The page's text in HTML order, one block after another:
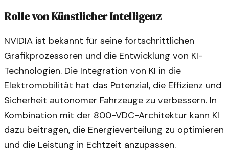
Rolle von Künstlicher Intelligenz
NVIDIA ist bekannt für seine fortschrittlichen
Grafikprozessoren und die Entwicklung von KI-
Technologien. Die Integration von KI in die
Elektromobilität hat das Potenzial, die Effizienz und
Sicherheit autonomer Fahrzeuge zu verbessern. In
Kombination mit der 800-VDC-Architektur kann KI
dazu beitragen, die Energieverteilung zu optimieren
und die Leistung in Echtzeit anzupassen.